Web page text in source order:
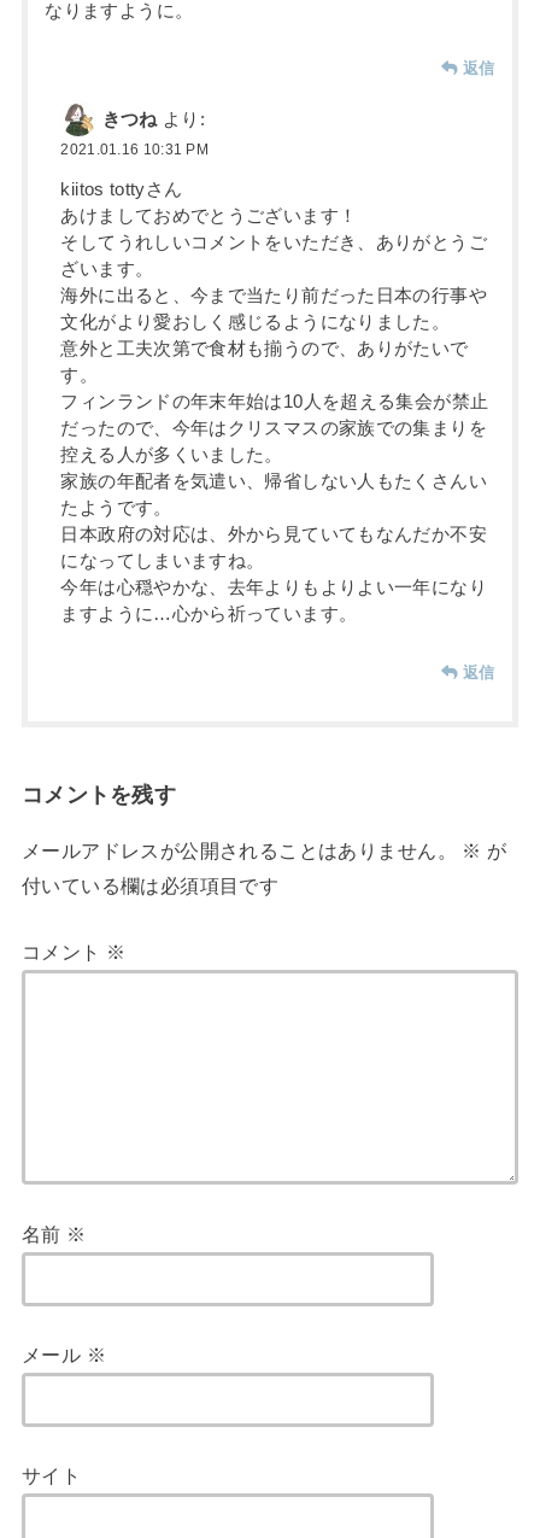
なりますように。
返信
きつね より:
2021.01.16 10:31 PM
kiitos tottyさん
あけましておめでとうございます！
そしてうれしいコメントをいただき、ありがとうご
ざいます。
海外に出ると、今まで当たり前だった日本の行事や
文化がより愛おしく感じるようになりました。
意外と工夫次第で食材も揃うので、ありがたいで
す。
フィンランドの年末年始は10人を超える集会が禁止
だったので、今年はクリスマスの家族での集まりを
控える人が多くいました。
家族の年配者を気遣い、帰省しない人もたくさんい
たようです。
日本政府の対応は、外から見ていてもなんだか不安
になってしまいますね。
今年は心穏やかな、去年よりもよりよい一年になり
ますように…心から祈っています。
返信
コメントを残す
メールアドレスが公開されることはありません。 ※ が
付いている欄は必須項目です
コメント ※
名前 ※
メール ※
サイト